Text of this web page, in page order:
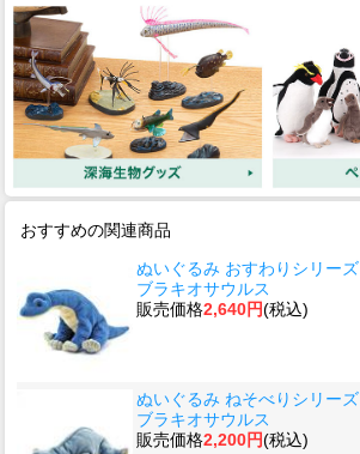
おすすめの関連商品
ぬいぐるみ おすわりシリーズ
ブラキオサウルス
販売価格2,640円(税込)
ぬいぐるみ ねそべりシリーズ
ブラキオサウルス
販売価格2,200円(税込)